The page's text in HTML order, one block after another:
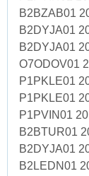
B2BZAB01
B2DYJA01
B2DYJA01
O7ODOV01
P1PKLE01
P1PKLE01
P1PVIN01
B2BTUR01
B2DYJA01
B2LEDN01